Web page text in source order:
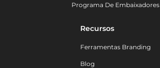
Programa De Embaixadores
Recursos
Ferramentas Branding
Blog